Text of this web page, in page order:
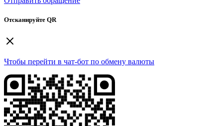
Отсканируйте QR
Чтобы перейти в чат-бот по обмену валюты